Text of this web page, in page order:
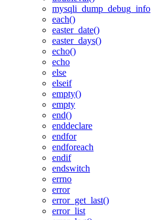
mysqli_dump_debug_info
each()
easter_date()
easter_days()
echo()
echo
else
elseif
empty()
empty
end()
enddeclare
endfor
endforeach
endif
endswitch
errno
error
error_get_last()
error_list